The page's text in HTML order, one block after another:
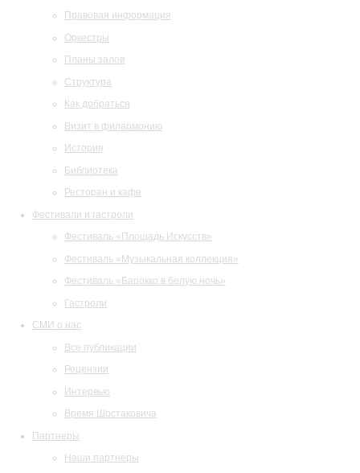
Правовая информация
Оркестры
Планы залов
Структура
Как добраться
Визит в филармонию
История
Библиотека
Ресторан и кафе
Фестивали и гастроли
Фестиваль «Площадь Искусств»
Фестиваль «Музыкальная коллекция»
Фестиваль «Барокко в белую ночь»
Гастроли
СМИ о нас
Все публикации
Рецензии
Интервью
Время Шостаковича
Партнеры
Наши партнеры